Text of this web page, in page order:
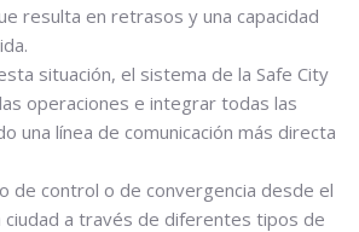
resulta en retrasos y una capacidad
situación, el sistema de la Safe City
operaciones e integrar todas las
una línea de comunicación más directa
de control o de convergencia desde el
ciudad a través de diferentes tipos de